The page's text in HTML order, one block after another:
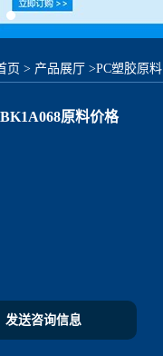
页 > 产品展厅 >PC塑胶原料
原料价格
发送咨询信息